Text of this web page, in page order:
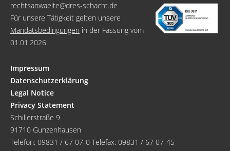
rechtsanwaelte@dres-schacht.de
Für unsere Tätigkeit gelten unsere
Mandatsbedingungen in der Fassung vom
01.01.2026.
Impressum
Datenschutzerklärung
Legal Notice
Privacy Statement
Schillerstraße 9
91710 Gunzenhausen
Telefon: 09831 / 67 07-0 Telefax: 09831 / 67 07-45